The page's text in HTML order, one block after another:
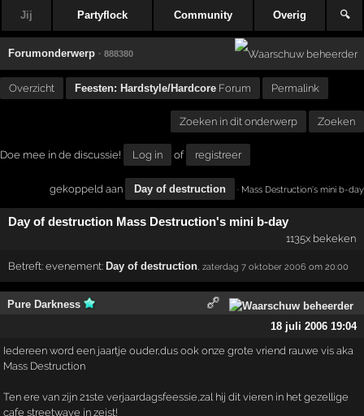
Jij Partyflock Community Overig 🔍
Forumonderwerp · 888380
Overzicht Feesten: Hardstyle/Hardcore Forum Permalink
Zoeken in dit onderwerp Zoeken
Doe mee in de discussie! Log in of registreer
gekoppeld aan Day of destruction · Mass Destruction's mini b-day
Day of destruction Mass Destruction's mini b-day
1135x bekeken
Betreft:evenement: Day of destruction ,zaterdag 7 oktober 2006 om 20:00
Pure Darkness
18 juli 2006 19:04
Iedereen word een jaartje ouder,dus ook onze grote vriend rauwe vis aka
Mass Destruction
Ten ere van zijn 21ste verjaardagsfeessie,zal hij dit vieren in het gezellige
cafe streetwave in zeist!